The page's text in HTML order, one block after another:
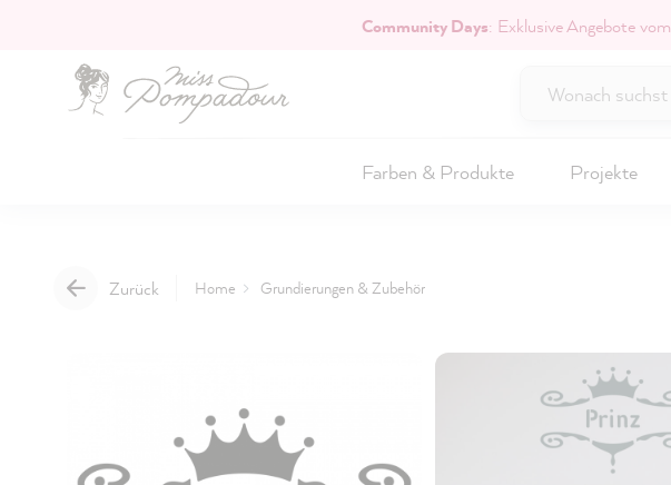
Community Days: Exklusive Angebote vom
Farben & Produkte Projekte
Zurück Home Grundierungen & Zubehör